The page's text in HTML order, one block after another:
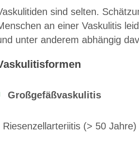
sind selten.
an einer Vaskulitis
unter anderem abhängig
Großgefäßvaskulitis
Riesenzellarteriitis (> 50 Jahre)